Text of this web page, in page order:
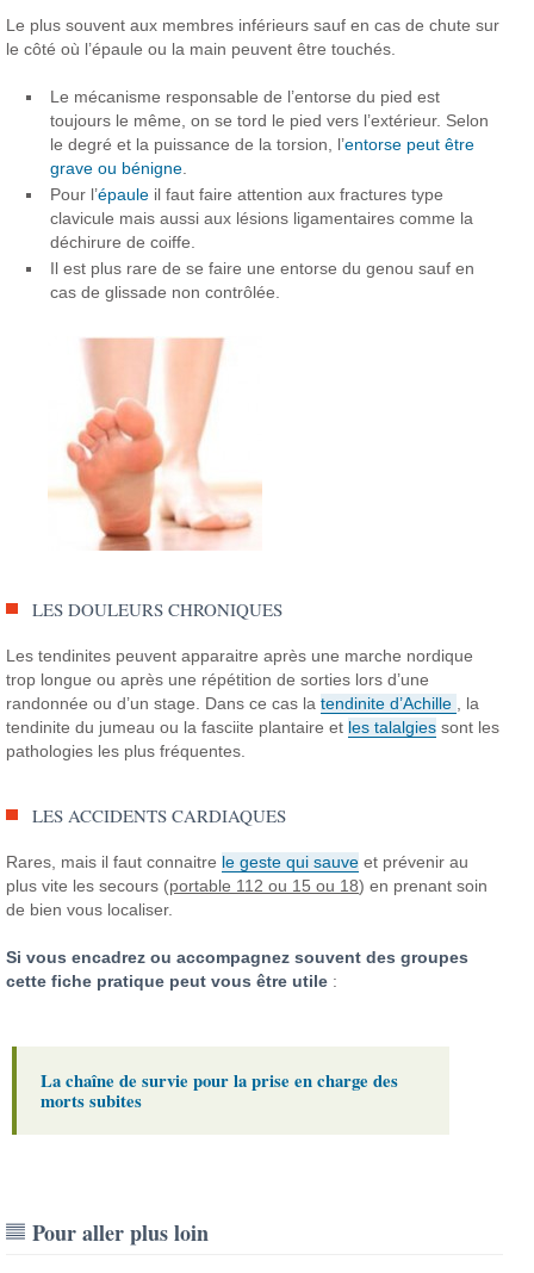
Le plus souvent aux membres inférieurs sauf en cas de chute sur
le côté où l’épaule ou la main peuvent être touchés.
Le mécanisme responsable de l’entorse du pied est
toujours le même, on se tord le pied vers l’extérieur. Selon
le degré et la puissance de la torsion, l’entorse peut être
grave ou bénigne
Pour l’épaule il faut faire attention aux fractures type
clavicule mais aussi aux lésions ligamentaires comme la
déchirure de coiffe.
Il est plus rare de se faire une entorse du genou sauf en
cas de glissade non contrôlée.
LES DOULEURS CHRONIQUES
Les tendinites peuvent apparaitre après une marche nordique
trop longue ou après une répétition de sorties lors d’une
randonnée ou d’un stage.
Dans ce cas latendinite d’Achille
, la
tendinite du jumeau ou la fasciite plantaire et les talalgies sont les
pathologies les plus fréquentes.
LES ACCIDENTS CARDIAQUES
Rares, mais il faut connaitre le geste qui sauve et prévenir au
plus vite les secours (portable 112 ou 15 ou 18) en prenant soin
de bien vous localiser.
Si vous encadrez ou accompagnez souvent des groupes
cette fiche pratique peut vous être utile :
La chaîne de survie pour la prise en charge des
morts subites
Pour aller plus loin